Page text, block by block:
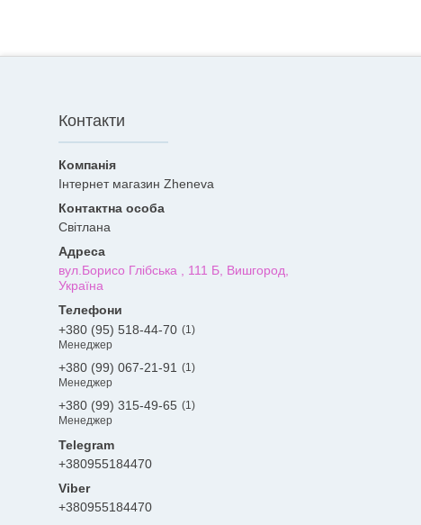
Контакти
Інтернет магазин Zheneva
Світлана
вул.Борисо Глібська , 111 Б, Вишгород,
Україна
+380 (95) 518-44-70
1
Менеджер
+380 (99) 067-21-91
1
Менеджер
+380 (99) 315-49-65
1
Менеджер
+380955184470
+380955184470